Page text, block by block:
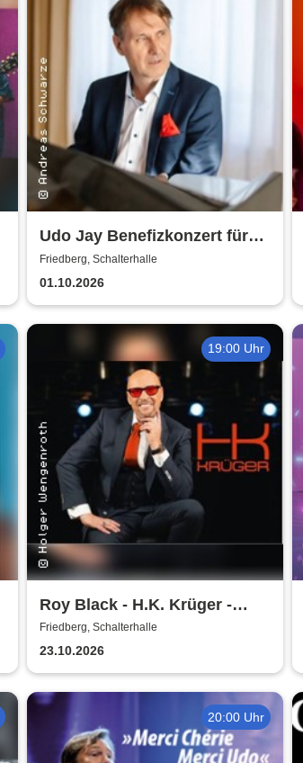
Udo Jay Benefizkonzert für
Familie Singh
Friedberg, Schalterhalle
01.10.2026
19:00 Uhr
Roy Black - H.K. Krüger -
Ganz in Weiß
Friedberg, Schalterhalle
23.10.2026
20:00 Uhr